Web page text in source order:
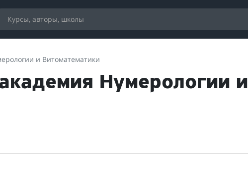
и Витоматематики
Нумерологии и